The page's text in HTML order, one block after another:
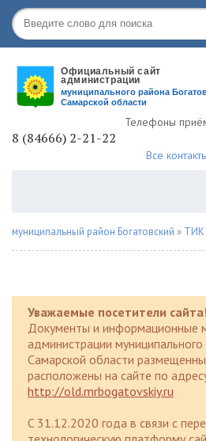
Телефоны
8 (84666) 2-21-22
Все
муниципальный район Богатовский » ТИК
Уважаемые посетители сайта!
Документы и информационные
администрации
Самарской области
расположены на сайте по
http://old.mrbogatovskiy.ru
C 31.12.2020 года в связи с